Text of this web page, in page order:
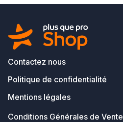
Contactez nous
Politique de confidentialité
Mentions légales
Conditions Générales de Vente